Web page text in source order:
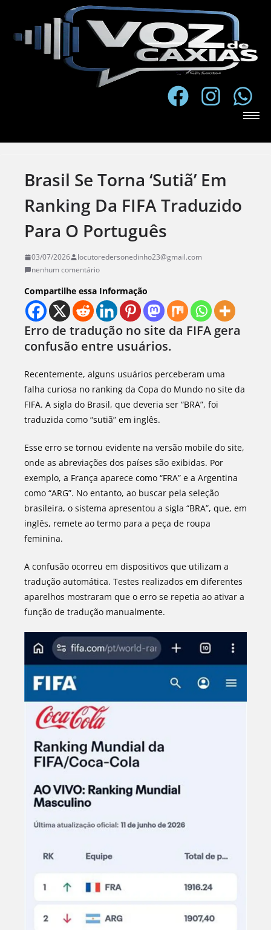
Brasil Se Torna ‘sutiã’ Em
Ranking Da FIFA Traduzido
Para O Português
03/07/2026
locutoredersonedinho23@gmail.com
nenhum comentário
Compartilhe essa Informação
Erro de tradução no site da FIFA gera
confusão entre usuários.
Recentemente, alguns usuários perceberam uma
falha curiosa no ranking da Copa do Mundo no site da
FIFA. A sigla do Brasil, que deveria ser “BRA”, foi
traduzida como “sutiã” em inglês.
Esse erro se tornou evidente na versão mobile do site,
onde as abreviações dos países são exibidas. Por
exemplo, a França aparece como “FRA” e a Argentina
como “ARG”. No entanto, ao buscar pela seleção
brasileira, o sistema apresentou a sigla “BRA”, que, em
inglês, remete ao termo para a peça de roupa
feminina.
A confusão ocorreu em dispositivos que utilizam a
tradução automática. Testes realizados em diferentes
aparelhos mostraram que o erro se repetia ao ativar a
função de tradução manualmente.